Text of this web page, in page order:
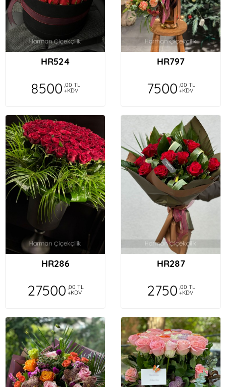
HR524
8500 ,00 TL
+KDV
HR797
7500 ,00 TL
+KDV
HR286
27500 ,00 TL
+KDV
HR287
2750 ,00 TL
+KDV